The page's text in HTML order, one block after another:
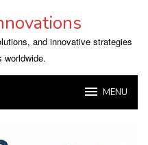
and innovative strategies
worldwide.
MENU